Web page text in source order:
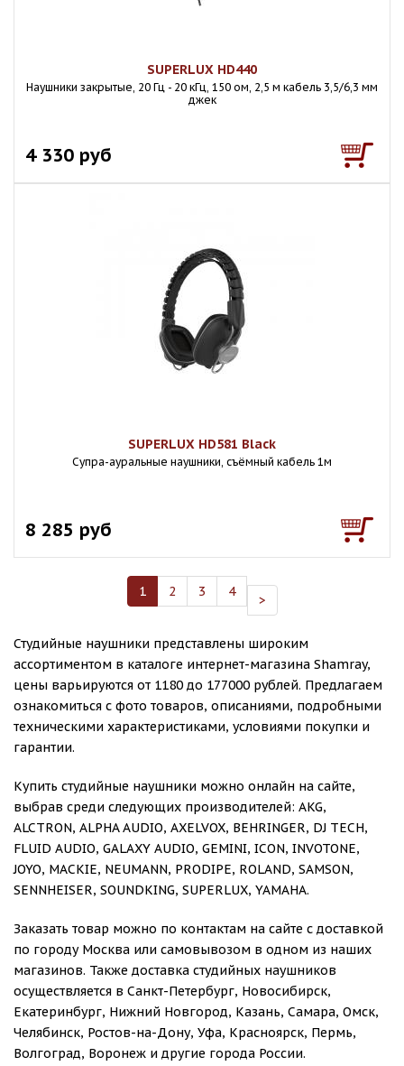
SUPERLUX HD440
Наушники закрытые, 20 Гц - 20 кГц, 150 ом, 2,5 м кабель 3,5/6,3 мм
джек
4 330 руб
SUPERLUX HD581 Black
Супра-ауральные наушники, съёмный кабель 1м
8 285 руб
1 2 3 4
>
Студийные наушники представлены широким
ассортиментом в каталоге интернет-магазина Shamray,
цены варьируются от 1180 до 177000 рублей. Предлагаем
ознакомиться с фото товаров, описаниями, подробными
техническими характеристиками, условиями покупки и
гарантии.
Купить студийные наушники можно онлайн на сайте,
выбрав среди следующих производителей: AKG,
ALCTRON, ALPHA AUDIO, AXELVOX, BEHRINGER, DJ TECH,
FLUID AUDIO, GALAXY AUDIO, GEMINI, ICON, INVOTONE,
JOYO, MACKIE, NEUMANN, PRODIPE, ROLAND, SAMSON,
SENNHEISER, SOUNDKING, SUPERLUX, YAMAHA.
Заказать товар можно по контактам на сайте с доставкой
по городу Москва или самовывозом в одном из наших
магазинов. Также доставка студийных наушников
осуществляется в Санкт-Петербург, Новосибирск,
Екатеринбург, Нижний Новгород, Казань, Самара, Омск,
Челябинск, Ростов-на-Дону, Уфа, Красноярск, Пермь,
Волгоград, Воронеж и другие города России.